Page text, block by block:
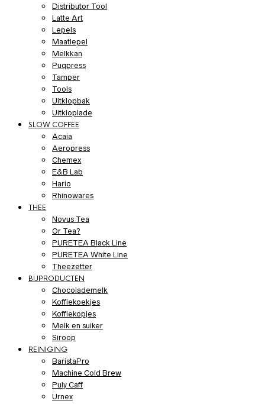
Distributor Tool
Latte Art
Lepels
Maatlepel
Melkkan
Puqpress
Tamper
Tools
Uitklopbak
Uitkloplade
SLOW COFFEE
Acaia
Aeropress
Chemex
E&B Lab
Hario
Rhinowares
THEE
Novus Tea
Or Tea?
PURETEA Black Line
PURETEA White Line
Theezetter
BIJPRODUCTEN
Chocolademelk
Koffiekoekjes
Koffiekopjes
Melk en suiker
Siroop
REINIGING
BaristaPro
Machine Cold Brew
Puly Caff
Urnex